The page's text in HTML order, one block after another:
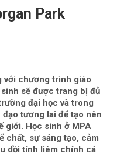
Park
với chương trình giáo
sẽ được trang bị đủ
đại học và trong
tương lai để tạo nên
giới. Học sinh ở MPA
chất, sự sáng tạo, cảm
dồi tính liêm chính cá